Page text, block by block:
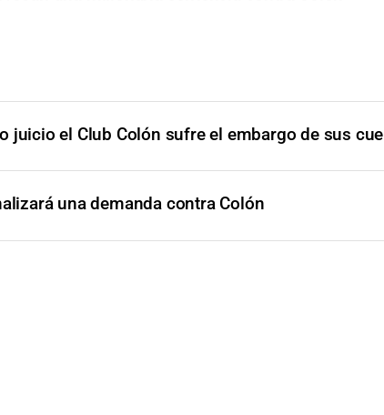
juicio el Club Colón sufre el embargo de sus
una demanda contra Colón